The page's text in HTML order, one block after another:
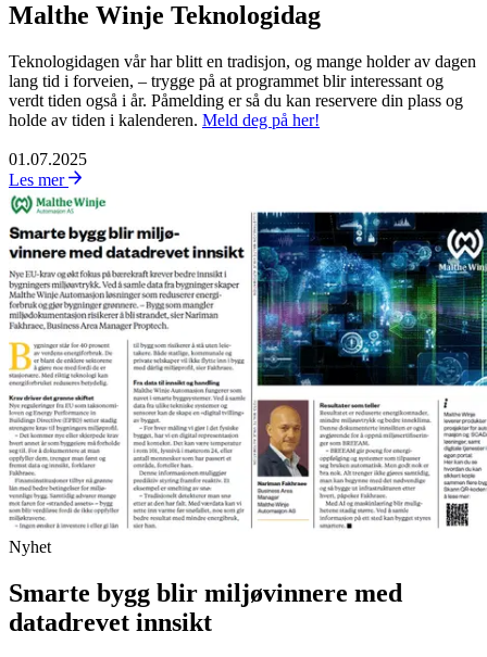
Malthe Winje Teknologidag
Teknologidagen vår har blitt en tradisjon, og mange holder av dagen
lang tid i forveien, – trygge på at programmet blir interessant og
verdt tiden også i år. Påmelding er så du kan reservere din plass og
holde av tiden i kalenderen. Meld deg på her!
01.07.2025
Les mer
Nyhet
Smarte bygg blir miljøvinnere med
datadrevet innsikt